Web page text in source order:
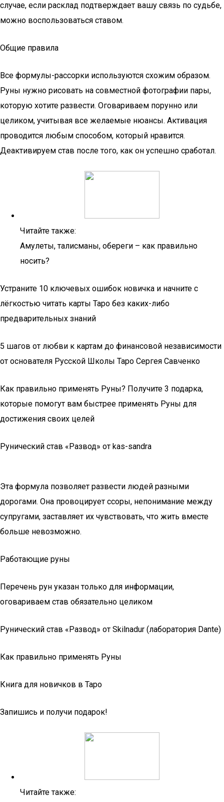
случае, если расклад подтверждает вашу связь по судьбе,
можно воспользоваться ставом.
Общие правила
Все формулы-рассорки используются схожим образом.
Руны нужно рисовать на совместной фотографии пары,
которую хотите развести. Оговариваем порунно или
целиком, учитывая все желаемые нюансы. Активация
проводится любым способом, который нравится.
Деактивируем став после того, как он успешно сработал.
Читайте также:
Амулеты, талисманы, обереги – как правильно
носить?
Устраните 10 ключевых ошибок новичка и начните с
лёгкостью читать карты Таро без каких-либо
предварительных знаний
5 шагов от любви к картам до финансовой независимости
от основателя Русской Школы Таро Сергея Савченко
Как правильно применять Руны? Получите 3 подарка,
которые помогут вам быстрее применять Руны для
достижения своих целей
Рунический став «Развод» от kas-sandra
Эта формула позволяет развести людей разными
дорогами. Она провоцирует ссоры, непонимание между
супругами, заставляет их чувствовать, что жить вместе
больше невозможно.
Работающие руны
Перечень рун указан только для информации,
оговариваем став обязательно целиком
Рунический став «Развод» от Skilnadur (лаборатория Dante)
Как правильно применять Руны
Книга для новичков в Таро
Запишись и получи подарок!
Читайте также: